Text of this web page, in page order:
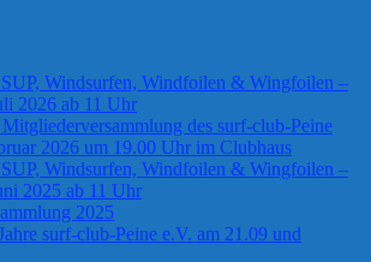
Windsurfen, Windfoilen & Wingfoilen –
2026 ab 11 Uhr
des surf-club-Peine
2026 um 19.00 Uhr im Clubhaus
Windsurfen, Windfoilen & Wingfoilen –
2025 ab 11 Uhr
2025
surf-club-Peine e.V. am 21.09 und